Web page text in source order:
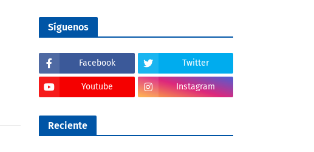
Síguenos
Facebook Twitter
Youtube Instagram
Reciente